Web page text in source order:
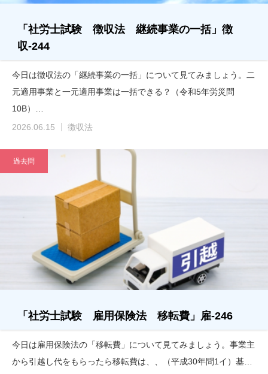
「社労士試験 徴収法 継続事業の一括」徴
収-244
今日は徴収法の「継続事業の一括」について見てみましょう。二
元適用事業と一元適用事業は一括できる？（令和5年労災問
10B）…
2026.06.15
徴収法
過去問
「社労士試験 雇用保険法 移転費」雇-246
今日は雇用保険法の「移転費」について見てみましょう。事業主
から引越し代をもらったら移転費は、、（平成30年問1イ）基…